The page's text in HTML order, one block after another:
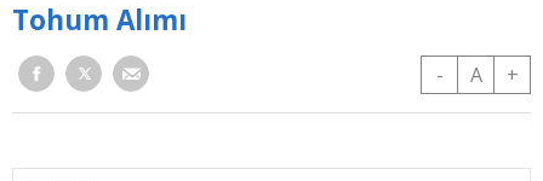
Tohum Alımı
- A +